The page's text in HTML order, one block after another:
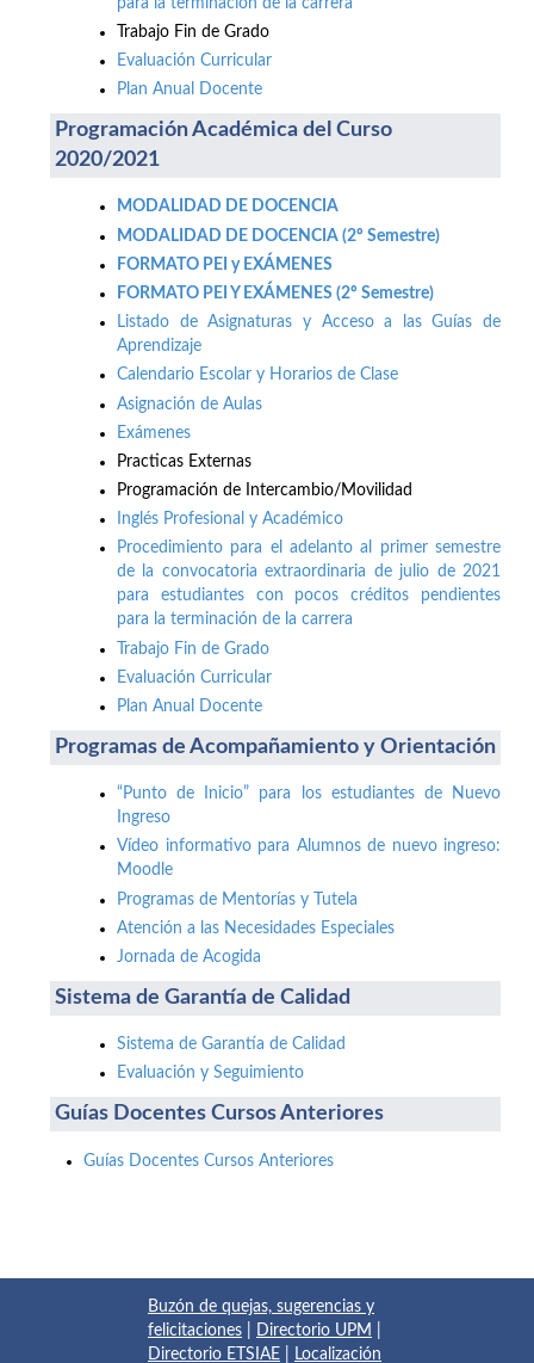
Trabajo Fin de Grado
Evaluación Curricular
Plan Anual Docente
Programación Académica del Curso
2020/2021
MODALIDAD DE DOCENCIA
MODALIDAD DE DOCENCIA (2º Semestre)
FORMATO PEI y EXÁMENES
FORMATO PEI Y EXÁMENES (2º Semestre)
Listado de Asignaturas y Acceso a las Guías de
Aprendizaje
Calendario Escolar y Horarios de Clase
Asignación de Aulas
Exámenes
Practicas Externas
Programación de Intercambio/Movilidad
Inglés Profesional y Académico
Procedimiento para el adelanto al primer semestre
de la convocatoria extraordinaria de julio de 2021
para estudiantes con pocos créditos pendientes
para la terminación de la carrera
Trabajo Fin de Grado
Evaluación Curricular
Plan Anual Docente
Programas de Acompañamiento y Orientación
“Punto de Inicio” para los estudiantes de Nuevo
Ingreso
Vídeo informativo para Alumnos de nuevo ingreso:
Moodle
Programas de Mentorías y Tutela
Atención a las Necesidades Especiales
Jornada de Acogida
Sistema de Garantía de Calidad
Sistema de Garantía de Calidad
Evaluación y Seguimiento
Guías Docentes Cursos Anteriores
Guías Docentes Cursos Anteriores
Buzón de quejas, sugerencias y
felicitaciones
Directorio UPM
Directorio ETSIAE
Localización